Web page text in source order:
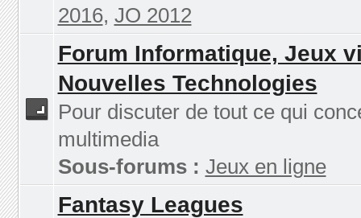
2016, JO 2012
Forum Informatique, Jeux
Nouvelles Technologies
Pour discuter de tout ce qui
multimedia
Sous-forums : Jeux en ligne
Fantasy Leagues